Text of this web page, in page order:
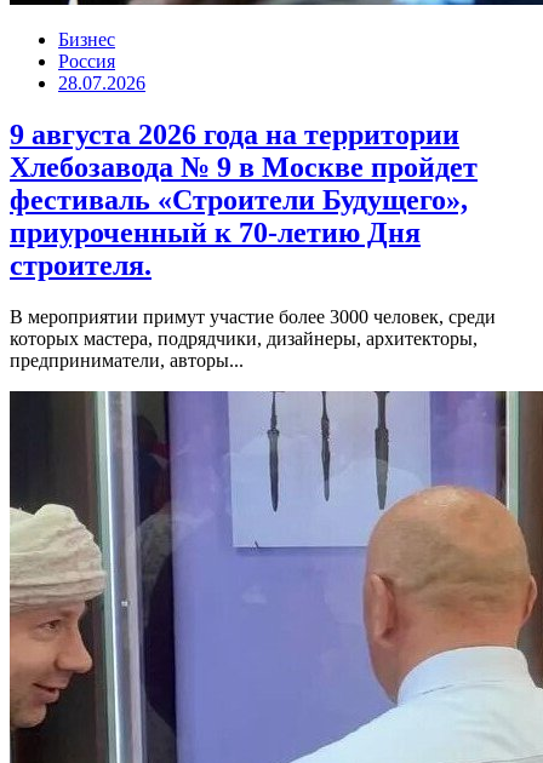
Бизнес
Россия
28.07.2026
9 августа 2026 года на территории
Хлебозавода № 9 в Москве пройдет
фестиваль «Строители Будущего»,
приуроченный к 70-летию Дня
строителя.
В мероприятии примут участие более 3000 человек, среди
которых мастера, подрядчики, дизайнеры, архитекторы,
предприниматели, авторы...